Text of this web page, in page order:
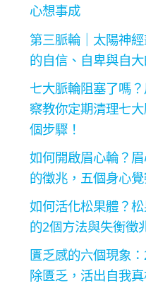
心想事成
第三脈輪｜太陽神
的自信、自卑與自
七大脈輪阻塞了嗎
察教你定期清理七
個步驟！
如何開啟眉心輪？
的徵兆，五個身心
如何活化松果體？
的2個方法與失衡徵
匱乏感的六個現象
除匱乏，活出自我